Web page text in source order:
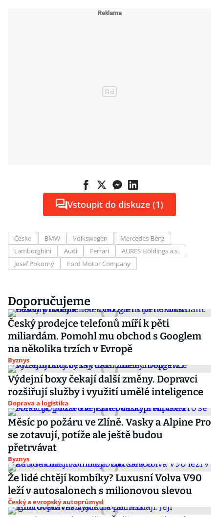
Vstoupit do diskuze (1)
Česko BMW Volkswagen
Mercedes-Benz
Lamborghini
Audi Ferrari
AURES Holdings a.s.
Josef Pokorný
Ford Motor Company
Doporučujeme
Český prodejce telefonů míří k pěti
miliardám. Pomohl mu obchod s Googlem
na několika trzích v Evropě
Byznys
Výdejní boxy čekají další změny. Dopravci
rozšiřují služby i využití umělé inteligence
Doprava a logistika
Měsíc po požáru ve Zlíně. Vasky a Alpine Pro
se zotavují, potíže ale ještě budou
přetrvávat
Byznys
Že lidé chtějí kombíky? Luxusní Volva V90
leží v autosalonech s milionovou slevou
Český a evropský autoprůmysl